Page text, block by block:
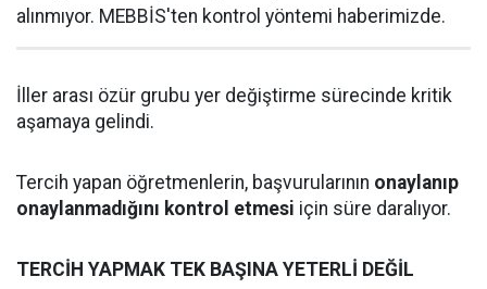
alınmıyor. MEBBİS'ten kontrol yöntemi haberimizde.
İller arası özür grubu yer değiştirme sürecinde kritik
aşamaya gelindi.
Tercih yapan öğretmenlerin, başvurularının onaylanıp
onaylanmadığını kontrol etmesi için süre daralıyor.
TERCİH YAPMAK TEK BAŞINA YETERLİ DEĞİL